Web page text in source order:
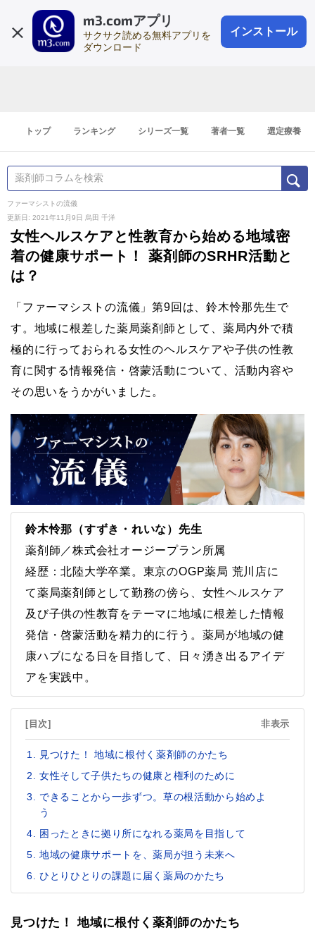
m3.comアプリ
サクサク読める無料アプリを
ダウンロード
インストール
会員登録
登録1分
トップ ランキング シリーズ一覧 著者一覧 選定療養
ファーマシストの流儀
更新日: 2021年11月9日
烏田 千洋
女性ヘルスケアと性教育から始める地域密
着の健康サポート！ 薬剤師のSRHR活動と
は？
「ファーマシストの流儀」第9回は、鈴木怜那先生で
す。地域に根差した薬局薬剤師として、薬局内外で積
極的に行っておられる女性のヘルスケアや子供の性教
育に関する情報発信・啓蒙活動について、活動内容や
その思いをうかがいました。
鈴木怜那（すずき・れいな）先生
薬剤師／株式会社オージープラン所属
経歴：北陸大学卒業。東京のOGP薬局 荒川店に
て薬局薬剤師として勤務の傍ら、女性ヘルスケア
及び子供の性教育をテーマに地域に根差した情報
発信・啓蒙活動を精力的に行う。薬局が地域の健
康ハブになる日を目指して、日々湧き出るアイデ
アを実践中。
[目次] 非表示
見つけた！ 地域に根付く薬剤師のかたち
女性そして子供たちの健康と権利のために
できることから一歩ずつ。草の根活動から始めよ
う
困ったときに拠り所になれる薬局を目指して
地域の健康サポートを、薬局が担う未来へ
ひとりひとりの課題に届く薬局のかたち
見つけた！ 地域に根付く薬剤師のかたち